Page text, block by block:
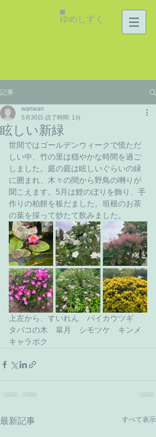
ゆめしずく
記事
眩しい新緑
wanwan
5月30日 読了時間: 1分
世間ではゴールデンウィークで慌ただ
しい中、竹の里は穏やかな時間を過ご
しました。庭の庭は眩しいぐらいの緑
に囲まれ、木々の間から野鳥の囀りが
聞こえます。5月は鯉のぼりを飾り、手
作りの柏餅を板だました。垣根のお茶
の葉を採って炒たて飲みました。
上左から、すいれん　バイカウツギ
タバコの木　皐月　シモツケ　キンメ
キャラボク
最新記事 すべて表示